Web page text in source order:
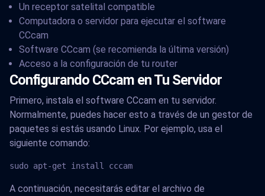
Un receptor satelital compatible
Computadora o servidor para ejecutar el software
CCcam
Software CCcam (se recomienda la última versión)
Acceso a la configuración de tu router
Configurando CCcam en Tu Servidor
Primero, instala el software CCcam en tu servidor.
Normalmente, puedes hacer esto a través de un gestor de
paquetes si estás usando Linux. Por ejemplo, usa el
siguiente comando:
sudo apt-get install cccam
A continuación, necesitarás editar el archivo de